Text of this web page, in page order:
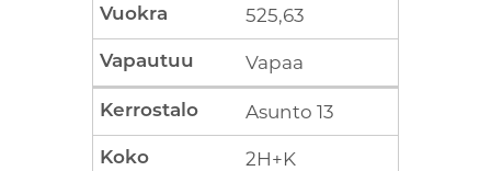
525,63
Vapaa
Asunto 13
2H+K